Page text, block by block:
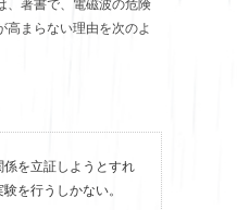
、著書で、電磁波の危険
高まらない理由を次のよ
を立証しようとすれ
を行うしかない。